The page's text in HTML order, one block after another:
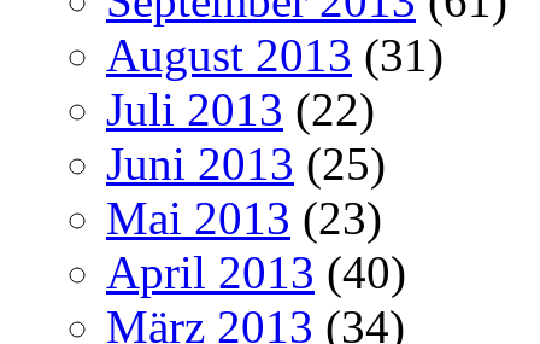
August 2013 (31)
Juli 2013 (22)
Juni 2013 (25)
Mai 2013 (23)
April 2013 (40)
März 2013 (34)